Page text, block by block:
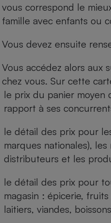
vous correspond le
famille avec enfants ou
Vous devez ensuite
Vous accédez alors aux
chez vous. Sur cette
le prix du panier moyen
rapport à ses
le détail des prix pour
marques nationales),
distributeurs et les
le détail des prix pour
magasin : épicerie,
laitiers, viandes,